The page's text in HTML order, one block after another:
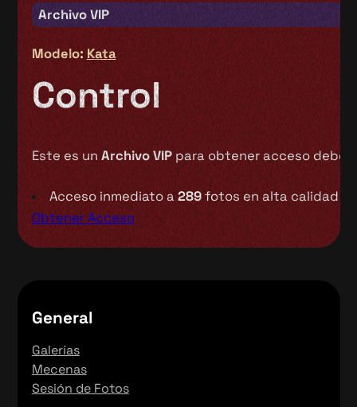
Archivo VIP
Modelo: Kata
Control
Este es un Archivo VIP para obtener acceso debes
Acceso inmediato a289fotos en alta calidad
Obtener Acceso
General
Galerías
Mecenas
Sesión de Fotos